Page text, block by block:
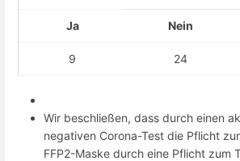
Ja Nein
9 24
Wir beschließen, dass durch einen
negativen Corona-Test die Pflicht
FFP2-Maske durch eine Pflicht zum